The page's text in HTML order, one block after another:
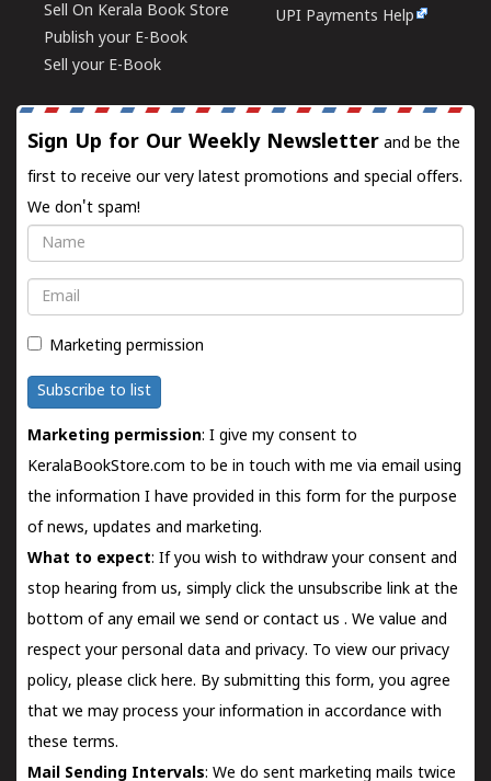
Sell On Kerala Book Store
Publish your E-Book
Sell your E-Book
UPI Payments Help
Sign Up for Our Weekly Newsletter and be the
first to receive our very latest promotions and special offers.
We don't spam!
Name
Email
Marketing permission
Subscribe to list
Marketing permission: I give my consent to
KeralaBookStore.com to be in touch with me via email using
the information I have provided in this form for the purpose
of news, updates and marketing.
What to expect: If you wish to withdraw your consent and
stop hearing from us, simply click the unsubscribe link at the
bottom of any email we send orcontact us . We value and
respect your personal data and privacy. To view our privacy
policy, please click here. By submitting this form, you agree
that we may process your information in accordance with
these terms.
Mail Sending Intervals: We do sent marketing mails twice